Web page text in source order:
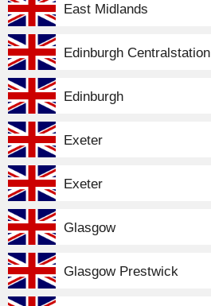
East Midlands
Edinburgh Centralstation
Edinburgh
Exeter
Exeter
Glasgow
Glasgow Prestwick